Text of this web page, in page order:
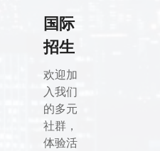
国际
招生
欢迎加
入我们
的多元
社群，
体验活